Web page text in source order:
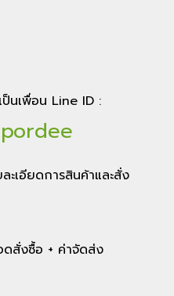
ป็นเพื่อน Line ID :
ะเอียดการสินค้าและสั่ง
ดสั่งซื้อ + ค่าจัดส่ง